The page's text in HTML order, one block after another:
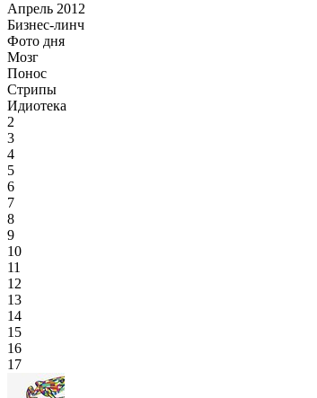
Апрель 2012
Бизнес-линч
Фото дня
Мозг
Понос
Стрипы
Идиотека
2
3
4
5
6
7
8
9
10
11
12
13
14
15
16
17